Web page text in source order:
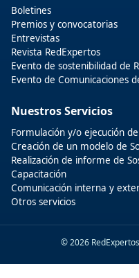
Boletines
Premios y convocatorias
Entrevistas
Revista RedExpertos
Evento de sostenibilidad de
Evento de Comunicaciones
Nuestros Servicios
Formulación y/o ejecución
Creación de un modelo de
Realización de informe de
Capacitación
Comunicación interna y
Otros servicios
© 2026